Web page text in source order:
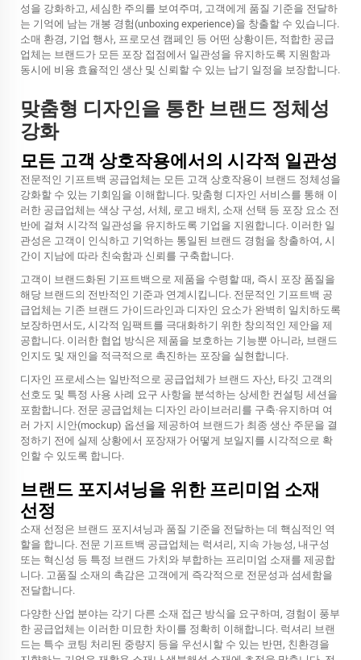
성을 강화하고, 세심한 주의를 보여주며, 고객에게 품질 기준을 전달하
는 기억에 남는 개봉 경험(unboxing experience)을 창출할 수 있습니다.
소매 환경, 기업 행사, 프로모션 캠페인 등 어떤 상황이든, 적합한 공급
업체는 브랜드가 모든 포장 접점에서 일관성을 유지하도록 지원함과
동시에 비용 효율적인 생산 및 신뢰할 수 있는 납기 일정을 보장합니다.
맞춤형 디자인을 통한 브랜드 정체성
강화
모든 고객 상호작용에서의 시각적 일관성
전문적인 기프트백 공급업체는 모든 고객 상호작용이 브랜드 정체성을
강화할 수 있는 기회임을 이해합니다. 맞춤형 디자인 서비스를 통해 이
러한 공급업체는 색상 구성, 서체, 로고 배치, 소재 선택 등 포장 요소 전
반에 걸쳐 시각적 일관성을 유지하도록 기업을 지원합니다. 이러한 일
관성은 고객이 인식하고 기억하는 통일된 브랜드 경험을 창출하여, 시
간이 지남에 따라 친숙함과 신뢰를 구축합니다.
고객이 브랜드화된 기프트백으로 제품을 수령할 때, 즉시 포장 품질을
해당 브랜드의 전반적인 기준과 연계시킵니다. 전문적인 기프트백 공
급업체는 기존 브랜드 가이드라인과 디자인 요소가 완벽히 일치하도록
보장하면서도, 시각적 임팩트를 극대화하기 위한 창의적인 제안을 제
공합니다. 이러한 협업 방식은 제품을 보호하는 기능뿐 아니라, 브랜드
인지도 및 재인을 적극적으로 촉진하는 포장을 실현합니다.
디자인 프로세스는 일반적으로 공급업체가 브랜드 자산, 타깃 고객의
선호도 및 특정 사용 사례 요구 사항을 분석하는 상세한 컨설팅 세션을
포함합니다. 전문 공급업체는 디자인 라이브러리를 구축·유지하며 여
러 가지 시안(mockup) 옵션을 제공하여 브랜드가 최종 생산 주문을 결
정하기 전에 실제 상황에서 포장재가 어떻게 보일지를 시각적으로 확
인할 수 있도록 합니다.
브랜드 포지셔닝을 위한 프리미엄 소재
선정
소재 선정은 브랜드 포지셔닝과 품질 기준을 전달하는 데 핵심적인 역
할을 합니다. 전문 기프트백 공급업체는 럭셔리, 지속 가능성, 내구성
또는 혁신성 등 특정 브랜드 가치와 부합하는 프리미엄 소재를 제공합
니다. 고품질 소재의 촉감은 고객에게 즉각적으로 전문성과 섬세함을
전달합니다.
다양한 산업 분야는 각기 다른 소재 접근 방식을 요구하며, 경험이 풍부
한 공급업체는 이러한 미묘한 차이를 정확히 이해합니다. 럭셔리 브랜
드는 특수 코팅 처리된 중량지 등을 우선시할 수 있는 반면, 친환경을